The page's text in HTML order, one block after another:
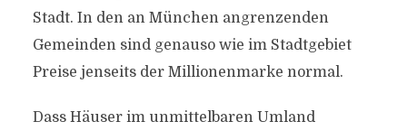
Stadt. In den an München angrenzenden
Gemeinden sind genauso wie im Stadtgebiet
Preise jenseits der Millionenmarke normal.
Dass Häuser im unmittelbaren Umland